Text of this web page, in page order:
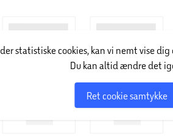
statistiske cookies, kan vi nemt vise
Du kan altid ændre det
Ret cookie samtykke